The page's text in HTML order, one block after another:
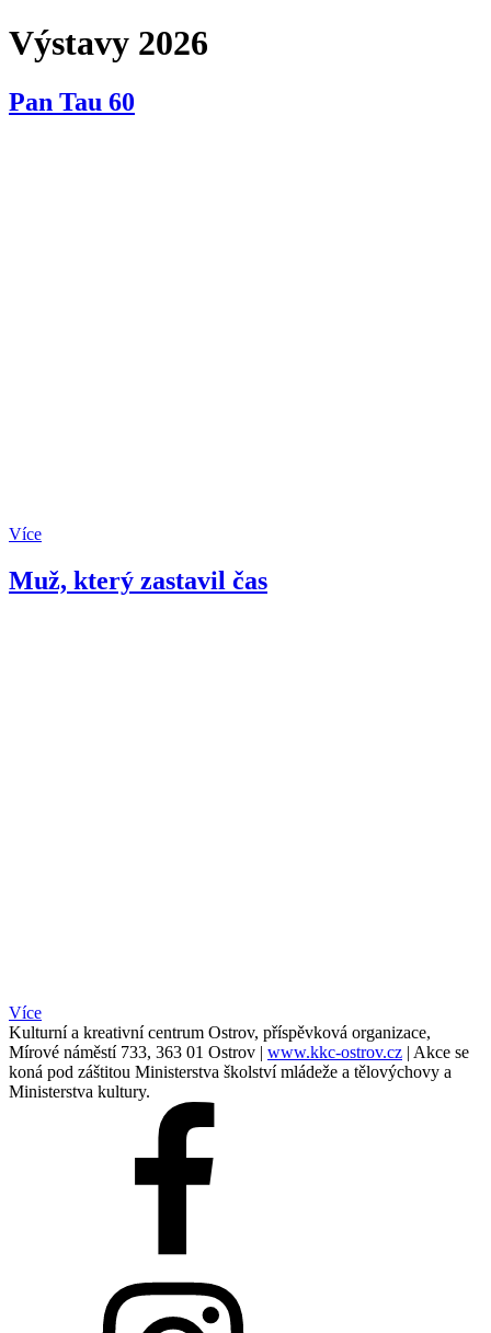
Výstavy 2026
Pan Tau 60
Více
Muž, který zastavil čas
Více
Kulturní a kreativní centrum Ostrov, příspěvková organizace,
Mírové náměstí 733, 363 01 Ostrov | www.kkc-ostrov.cz | Akce se
koná pod záštitou Ministerstva školství mládeže a tělovýchovy a
Ministerstva kultury.